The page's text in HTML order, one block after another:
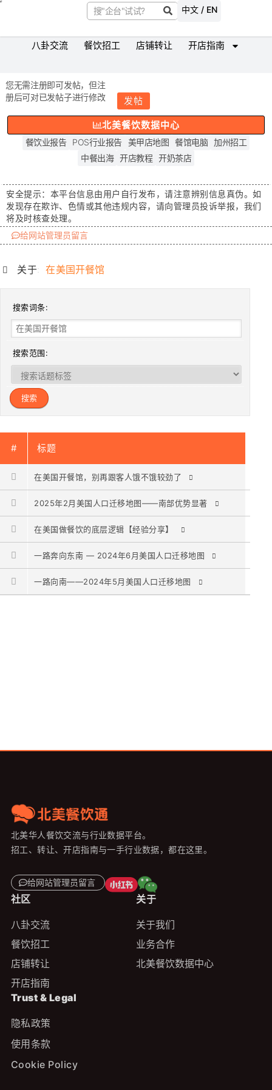
中文 / EN
八卦交流 餐饮招工 店铺转让 开店指南
您无需注册即可发帖，但注
册后可对已发帖子进行修改
发帖
北美餐饮数据中心
餐饮业报告 POS行业报告 美甲店地图 餐馆电脑
加州招工
中餐出海 开店教程 开奶茶店
安全提示： 本平台信息由用户自行发布，请注意辨别信息真伪。如
发现存在欺诈、色情或其他违规内容，请向管理员投诉举报，我们
将及时核查处理。
给网站管理员留言
关于:在美国开餐馆
搜索词条:
搜索范围:
# 标题
在美国开餐馆，别再跟客人饿不饿较劲了
2025年2月美国人口迁移地图——南部优势显著
在美国做餐饮的底层逻辑【经验分享】
一路奔向东南 — 2024年6月美国人口迁移地图
一路向南——2024年5月美国人口迁移地图
北美华人餐饮交流与行业数据平台。
招工、转让、开店指南与一手行业数据，都在这里。
给网站管理员留言
社区
八卦交流
餐饮招工
店铺转让
开店指南
关于
关于我们
业务合作
北美餐饮数据中心
Trust & Legal
隐私政策
使用条款
Cookie Policy